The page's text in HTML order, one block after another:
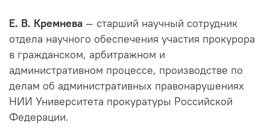
Е. В. Кремнева — старший научный сотрудник
отдела научного обеспечения участия прокурора
в гражданском, арбитражном и
административном процессе, производстве по
делам об административных правонарушениях
НИИ Университета прокуратуры Российской
Федерации.